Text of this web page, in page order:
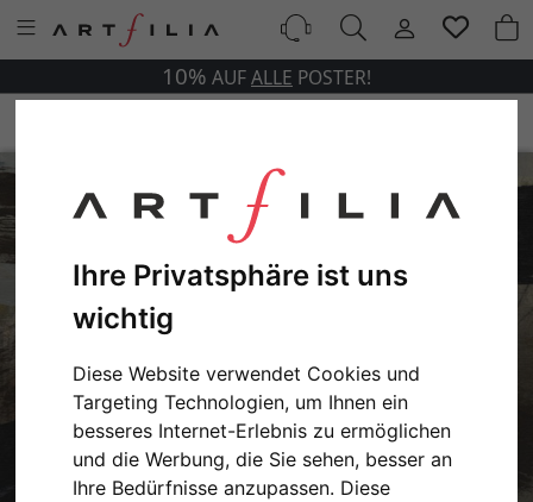
Ihre Privatsphäre ist uns
wichtig
Diese Website verwendet Cookies und
Targeting Technologien, um Ihnen ein
besseres Internet-Erlebnis zu ermöglichen
und die Werbung, die Sie sehen, besser an
Ihre Bedürfnisse anzupassen. Diese
10% AUFALLE POSTER!